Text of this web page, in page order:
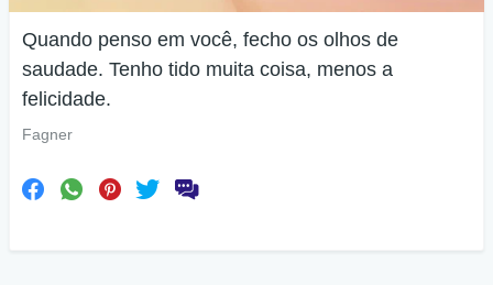
Quando penso em você, fecho os olhos de
saudade. Tenho tido muita coisa, menos a
felicidade.
Fagner